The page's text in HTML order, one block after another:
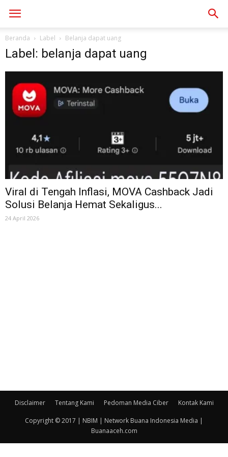
Beranda Label Belanja dapat uang
Label: belanja dapat uang
Viral di Tengah Inflasi, MOVA Cashback Jadi
Solusi Belanja Hemat Sekaligus...
24 April 2026
Disclaimer Tentang Kami Pedoman Media Ciber Kontak Kami
Copyright © 2017 | NBIM | Network Buana Indonesia Media |
Buanaaceh.com